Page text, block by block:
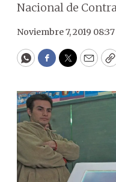
Nacional de
Noviembre 7, 2019 08:37
WhatsApp
Facebook
Twitter